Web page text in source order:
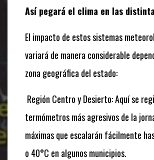
Así pegará el clima en las
El impacto de estos sistemas
variará de manera considerable
zona geográfica del estado:
Región Centro y Desierto: Aquí se
termómetros más agresivos de la
máximas que escalarán fácilmente
o 40°C en algunos municipios.